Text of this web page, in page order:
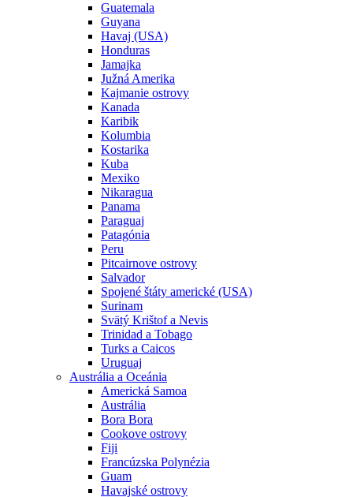
Guatemala
Guyana
Havaj (USA)
Honduras
Jamajka
Južná Amerika
Kajmanie ostrovy
Kanada
Karibik
Kolumbia
Kostarika
Kuba
Mexiko
Nikaragua
Panama
Paraguaj
Patagónia
Peru
Pitcairnove ostrovy
Salvador
Spojené štáty americké (USA)
Surinam
Svätý Krištof a Nevis
Trinidad a Tobago
Turks a Caicos
Uruguaj
Austrália a Oceánia
Americká Samoa
Austrália
Bora Bora
Cookove ostrovy
Fiji
Francúzska Polynézia
Guam
Havajské ostrovy